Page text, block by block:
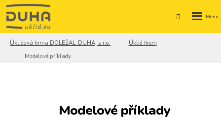
Úklidová firma DOLEŽAL-DUHA, s.r.o.
Úklid firem
Modelové příklady
Modelové příklady